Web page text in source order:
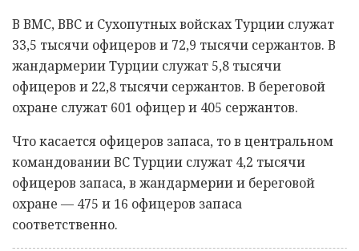
В ВМС, ВВС и Сухопутных войсках Турции служат
33,5 тысячи офицеров и 72,9 тысячи сержантов. В
жандармерии Турции служат 5,8 тысячи
офицеров и 22,8 тысячи сержантов. В береговой
охране служат 601 офицер и 405 сержантов.
Что касается офицеров запаса, то в центральном
командовании ВС Турции служат 4,2 тысячи
офицеров запаса, в жандармерии и береговой
охране — 475 и 16 офицеров запаса
соответственно.